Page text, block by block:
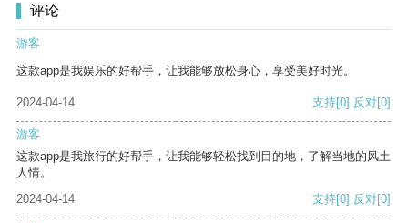
评论
游客
这款app是我娱乐的好帮手，让我能够放松身心，享受美好时光。
2024-04-14 支持[0] 反对[0]
游客
这款app是我旅行的好帮手，让我能够轻松找到目的地，了解当地的风土
人情。
2024-04-14
支持[0] 反对[0]